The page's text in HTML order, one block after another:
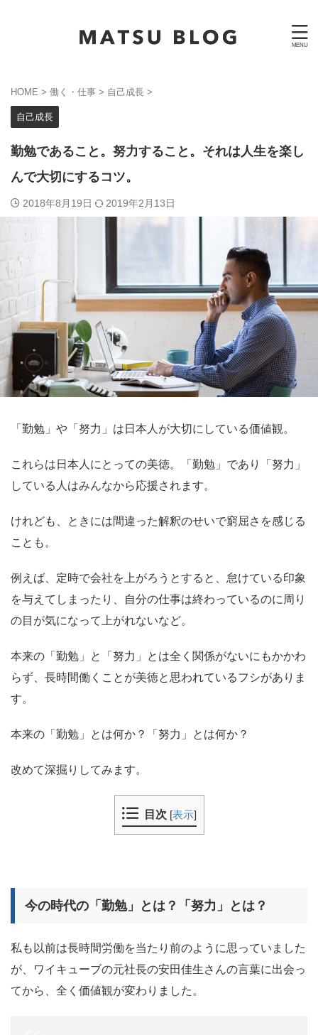
HOME > 働く・仕事 > 自己成長 >
自己成長
勤勉であること。努力すること。それは人生を楽し
んで大切にするコツ。
2018年8月19日 2019年2月13日
「勤勉」 や 「努力」 は日本人が大切にしている価値観。
これらは日本人にとっての美徳。「勤勉」であり「努力」
している人はみんなから応援されます。
けれども、ときには間違った解釈のせいで窮屈さを感じる
ことも。
例えば、定時で会社を上がろうとすると、怠けている印象
を与えてしまったり、自分の仕事は終わっているのに周り
の目が気になって上がれないなど。
本来の「勤勉」と「努力」とは全く関係がないにもかかわ
らず、長時間働くことが美徳と思われているフシがありま
す。
本来の「勤勉」とは何か？「努力」とは何か？
改めて深掘りしてみます。
目次 [表示]
今の時代の「勤勉」とは？「努力」とは？
私も以前は長時間労働を当たり前のように思っていました
が、ワイキューブの元社長の安田佳生さんの言葉に出会っ
てから、全く価値観が変わりました。